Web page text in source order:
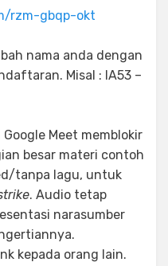
rzm-gbqp-okt
nama anda dengan
Misal : IA53 –
Meet memblokir
besar materi contoh
tanpa lagu, untuk
. Audio tetap
narasumber
kepada orang lain.